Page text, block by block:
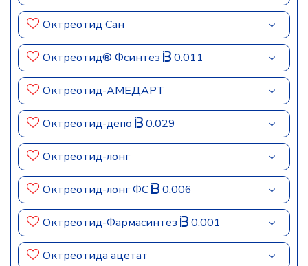
Октреотид Сан
Октреотид® Фсинтез 0.011
Октреотид-АМЕДАРТ
Октреотид-депо 0.029
Октреотид-лонг
Октреотид-лонг ФС 0.006
Октреотид-Фармасинтез 0.001
Октреотида ацетат